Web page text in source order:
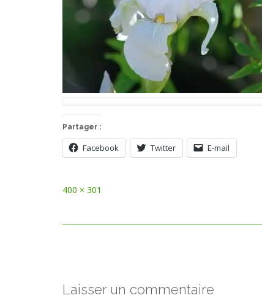
Partager :
Facebook Twitter E-mail
Full
400 × 301
Laisser un commentaire